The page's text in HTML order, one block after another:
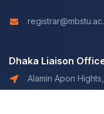
Dhaka Liaison
Alamin Apon